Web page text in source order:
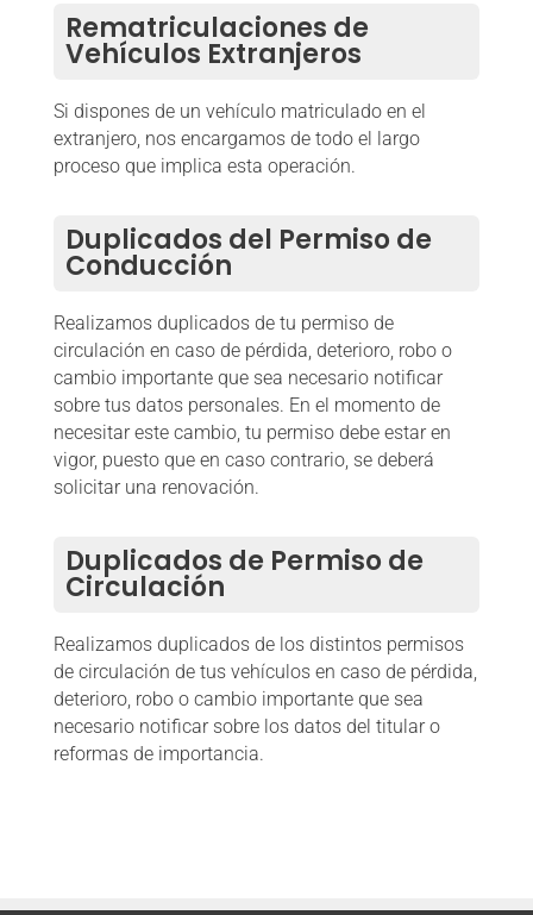
Rematriculaciones de
Vehículos Extranjeros
Si dispones de un vehículo matriculado en el
extranjero, nos encargamos de todo el largo
proceso que implica esta operación.
Duplicados del Permiso de
Conducción
Realizamos duplicados de tu permiso de
circulación en caso de pérdida, deterioro, robo o
cambio importante que sea necesario notificar
sobre tus datos personales. En el momento de
necesitar este cambio, tu permiso debe estar en
vigor, puesto que en caso contrario, se deberá
solicitar una renovación.
Duplicados de Permiso de
Circulación
Realizamos duplicados de los distintos permisos
de circulación de tus vehículos en caso de pérdida,
deterioro, robo o cambio importante que sea
necesario notificar sobre los datos del titular o
reformas de importancia.